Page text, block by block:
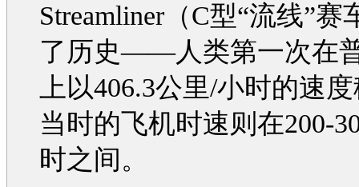
Streamliner（C型“流线”赛
了历史——人类第一次在
上以406.3公里/小时的速
当时的飞机时速则在200-
时之间。